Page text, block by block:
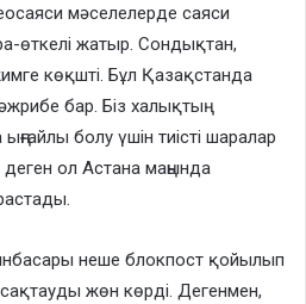
мәселелерде саяси
өткелі жатыр. Сондықтан,
көқшті. Бұл Қазақстанда
бар. Біз халықтың
ыңғайлы болу үшін тиісті шаралар
ол Астана маңында
неше блокпост қойылып
жөн көрді. Дегенмен,